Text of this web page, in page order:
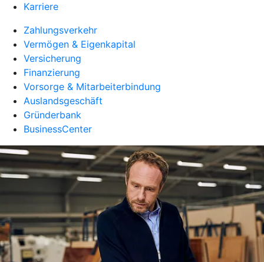
Karriere
Zahlungsverkehr
Vermögen & Eigenkapital
Versicherung
Finanzierung
Vorsorge & Mitarbeiterbindung
Auslandsgeschäft
Gründerbank
BusinessCenter